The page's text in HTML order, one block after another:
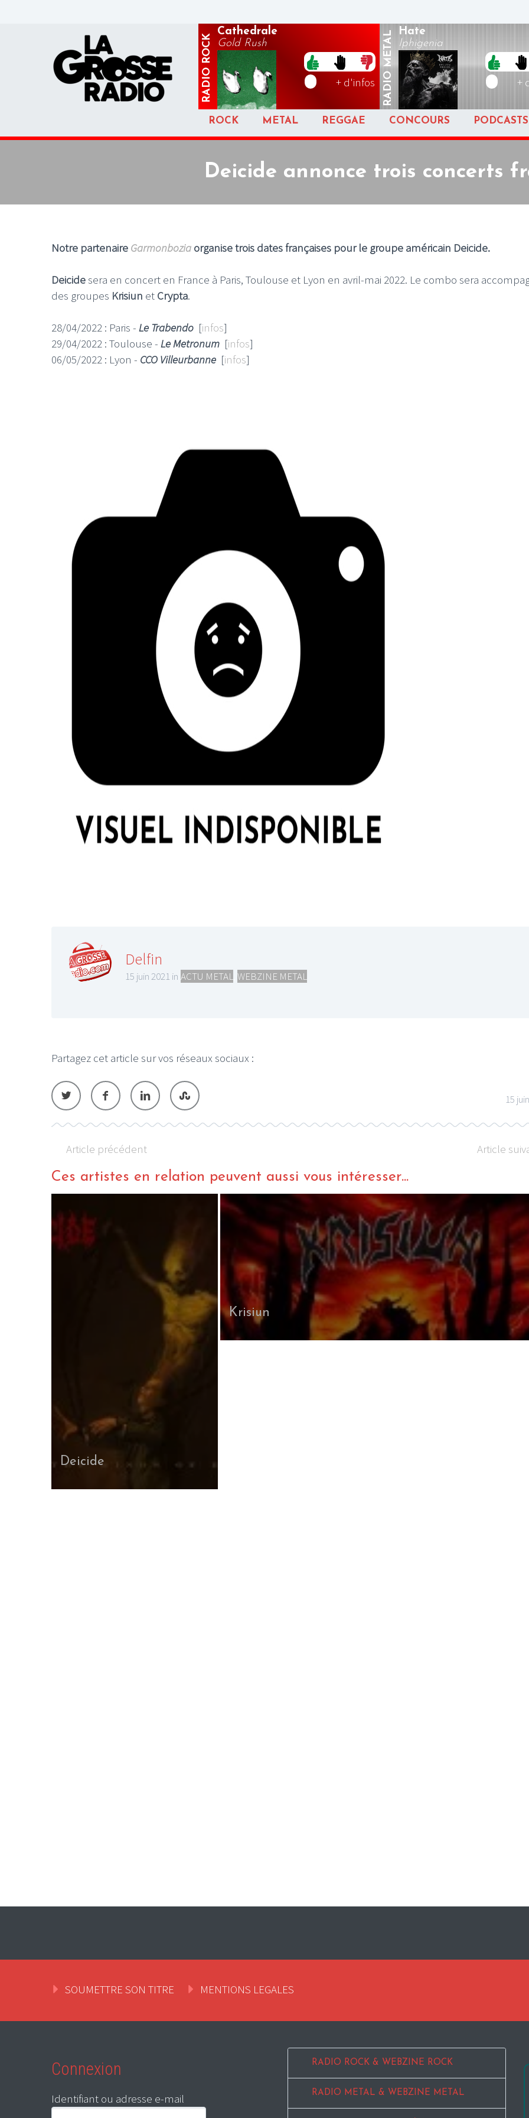
RADIO
ROCK
Cathedrale
Gold Rush
+ d'infos RADIO
METAL Hate
Iphigenia
+
ROCK METAL REGGAE CONCOURS PODCASTS
Deicide annonce trois concerts
Notre partenaire Garmonbozia organise trois dates françaises pour le groupe américain Deicide.
Deicidesera en concert en France à Paris, Toulouse et Lyon en avril-mai 2022. Le combo sera
des groupes Krisiun et Crypta.
28/04/2022 : Paris - Le Trabendo [infos]
29/04/2022 : Toulouse - Le Metronum [infos]
06/05/2022 : Lyon - CCO Villeurbanne [infos]
Delfin
15 juin 2021 in ACTU METAL WEBZINE METAL
Partagez cet article sur vos réseaux sociaux :
15
Article précédent Article
Ces artistes en relation peuvent aussi vous intéresser...
Deicide
Krisiun
SOUMETTRE SON TITRE MENTIONS LEGALES
Connexion
Identifiant ou adresse e-mail
RADIO ROCK & WEBZINE ROCK
RADIO METAL & WEBZINE METAL